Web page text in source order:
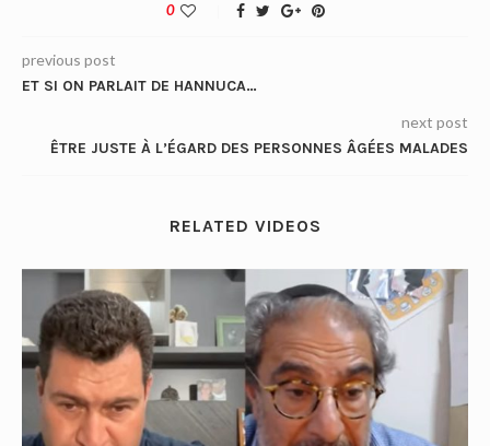
0
previous post
ET SI ON PARLAIT DE HANNUCA…
next post
ÊTRE JUSTE À L’ÉGARD DES PERSONNES ÂGÉES MALADES
RELATED VIDEOS